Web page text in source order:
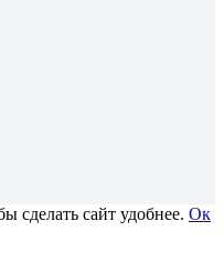
сделать сайт удобнее. Ок